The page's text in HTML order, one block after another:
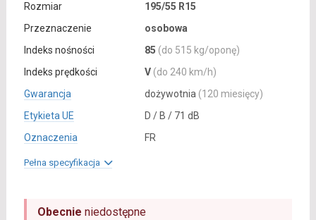
Rozmiar
195/55 R15
Przeznaczenie
osobowa
Indeks nośności
85 (do 515 kg/oponę)
Indeks prędkości
V (do 240 km/h)
Gwarancja
dożywotnia (120 miesięcy)
Etykieta UE
D / B / 71 dB
Oznaczenia
FR
Pełna specyfikacja
Obecnie niedostępne